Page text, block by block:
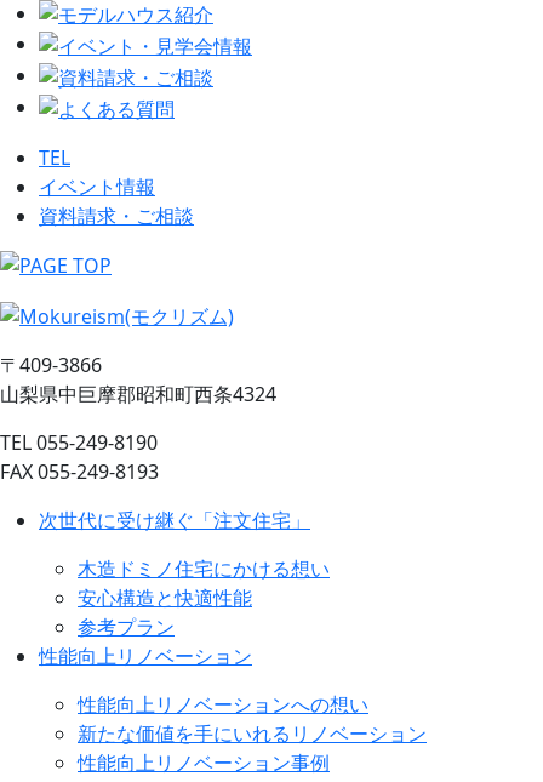
TEL
イベント情報
資料請求・ご相談
〒409-3866
山梨県中巨摩郡昭和町西条4324
TEL 055-249-8190
FAX 055-249-8193
次世代に受け継ぐ「注文住宅」
木造ドミノ住宅にかける想い
安心構造と快適性能
参考プラン
性能向上リノベーション
性能向上リノベーションへの想い
新たな価値を手にいれるリノベーション
性能向上リノベーション事例